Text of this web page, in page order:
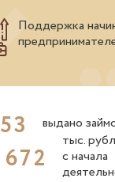
Поддержка
53 выдано
672
тыс.
с начала